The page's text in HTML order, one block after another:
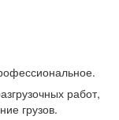
Проекты
работ,
грузов.